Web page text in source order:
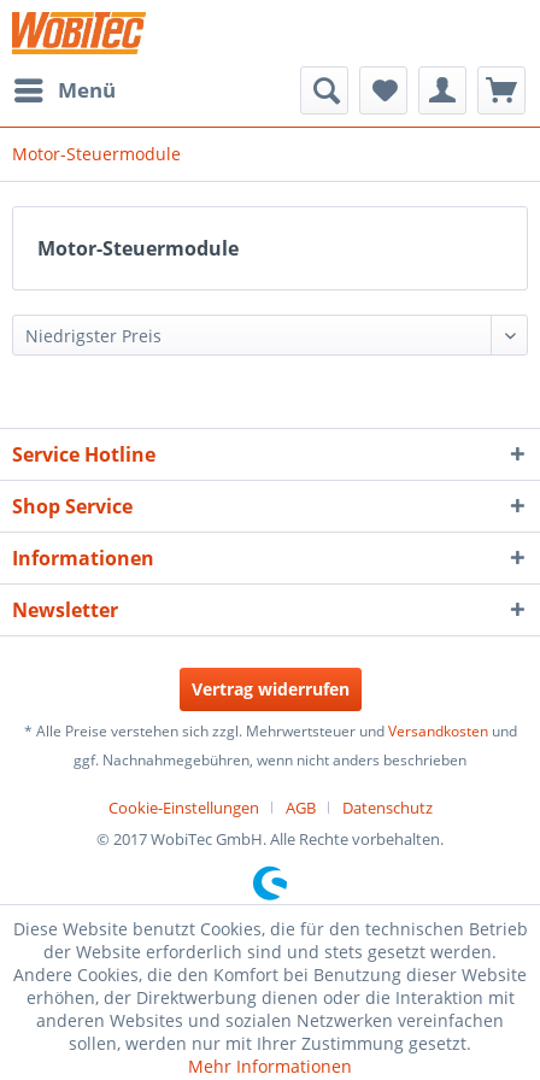
Menü
Motor-Steuermodule
Motor-Steuermodule
Service Hotline
Shop Service
Informationen
Newsletter
Vertrag widerrufen
* Alle Preise verstehen sich zzgl. Mehrwertsteuer undVersandkostenund
ggf. Nachnahmegebühren, wenn nicht anders beschrieben
Cookie-Einstellungen AGB
Datenschutz
© 2017 WobiTec GmbH. Alle Rechte vorbehalten.
Diese Website benutzt Cookies, die für den technischen Betrieb
der Website erforderlich sind und stets gesetzt werden.
Andere Cookies, die den Komfort bei Benutzung dieser Website
erhöhen, der Direktwerbung dienen oder die Interaktion mit
anderen Websites und sozialen Netzwerken vereinfachen
sollen, werden nur mit Ihrer Zustimmung gesetzt.
Mehr Informationen